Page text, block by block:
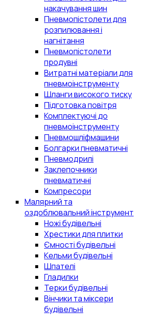
накачування шин
Пневмопістолети для
розпилювання і
нагнітання
Пневмопістолети
продувні
Витратні матеріали для
пневмоінструменту
Шланги високого тиску
Підготовка повітря
Комплектуючі до
пневмоінструменту
Пневмошліфмашини
Болгарки пневматичні
Пневмодрилі
Заклепочники
пневматичні
Компресори
Малярний та
оздоблювальний інструмент
Ножі будівельні
Хрестики для плитки
Ємності будівельні
Кельми будівельні
Шпателі
Гладилки
Терки будівельні
Вінчики та міксери
будівельні